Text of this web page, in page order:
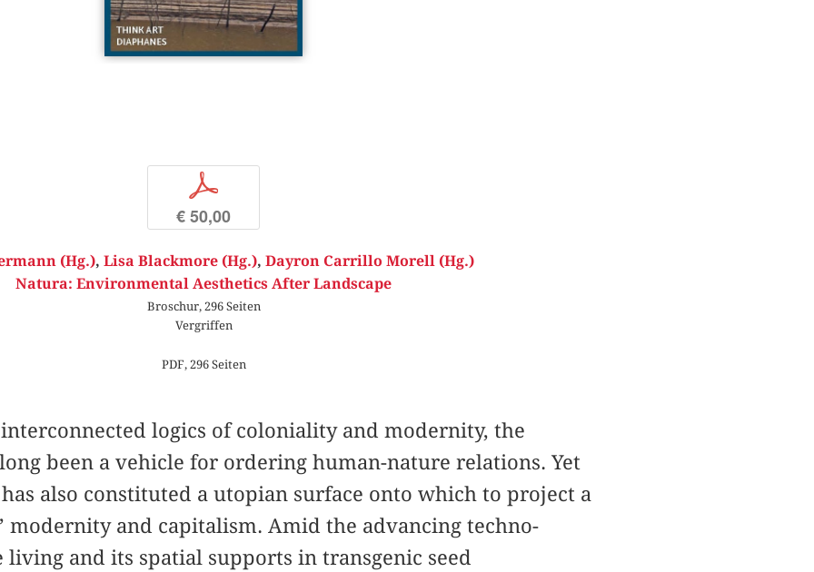
p
€ 50,00
(Hg.), Lisa Blackmore (Hg.), Dayron Carrillo Morell (Hg.)
Natura: Environmental Aesthetics After Landscape
Broschur, 296 Seiten
Vergriffen
PDF, 296 Seiten
logics of coloniality and modernity, the
been a vehicle for ordering human-nature relations. Yet
also constituted a utopian surface onto which to project a
modernity and capitalism. Amid the advancing techno-
and its spatial supports in transgenic seed